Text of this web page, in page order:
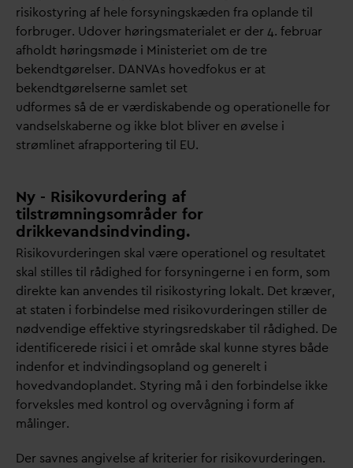
risikostyring af hele forsyningskæden fra oplande til
forbruger. Udover høringsmaterialet er der 4. februar
afholdt høringsmøde i Ministeriet om de tre
bekendtgørelser. DANVAs hovedfokus er at
bekendtgørelserne samlet set
udformes så de er værdiskabende og operationelle for
vandselskaberne og ikke blot bliver en øvelse i
strømlinet afrapportering til EU.
Ny - Risikovurdering af
tilstrømningsområder for
drikkevandsindvinding.
Risikovurderingen skal være operationel og resultatet
skal stilles til rådighed for forsyningerne i en form, som
direkte kan anvendes til risikostyring lokalt. Det kræver,
at staten i forbindelse med risikovurderingen stiller de
nødvendige effektive styringsredskaber til rådighed. De
identificerede risici i et område skal kunne styres både
indenfor et indvindingsopland og generelt i
hovedvandoplandet. Styring må i den forbindelse ikke
forveksles med kontrol og overvågning i form af
målinger.
Der savnes angivelse af kriterier for risikovurderingen.